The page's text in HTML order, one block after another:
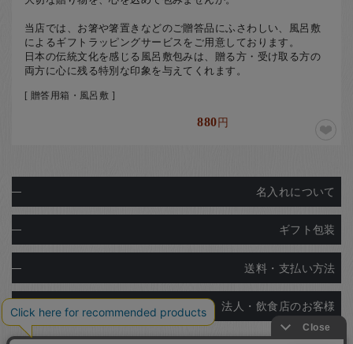
当店では、お箸や箸置きなどのご贈答品にふさわしい、風呂敷
によるギフトラッピングサービスをご用意しております。
日本の伝統文化を感じる風呂敷包みは、贈る方・受け取る方の
両方に心に残る特別な印象を与えてくれます。
[ 贈答用箱・風呂敷 ]
880円
名入れについて
ギフト包装
送料・支払い方法
法人・飲食店のお客様